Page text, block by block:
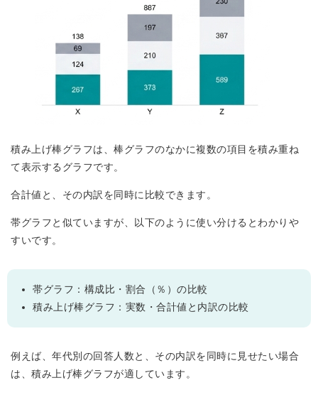
積み上げ棒グラフは、棒グラフのなかに複数の項目を積み重ね
て表示するグラフです。
合計値と、その内訳を同時に比較できます。
帯グラフと似ていますが、以下のように使い分けるとわかりや
すいです。
帯グラフ：構成比・割合（％）の比較
積み上げ棒グラフ：実数・合計値と内訳の比較
例えば、年代別の回答人数と、その内訳を同時に見せたい場合
は、積み上げ棒グラフが適しています。